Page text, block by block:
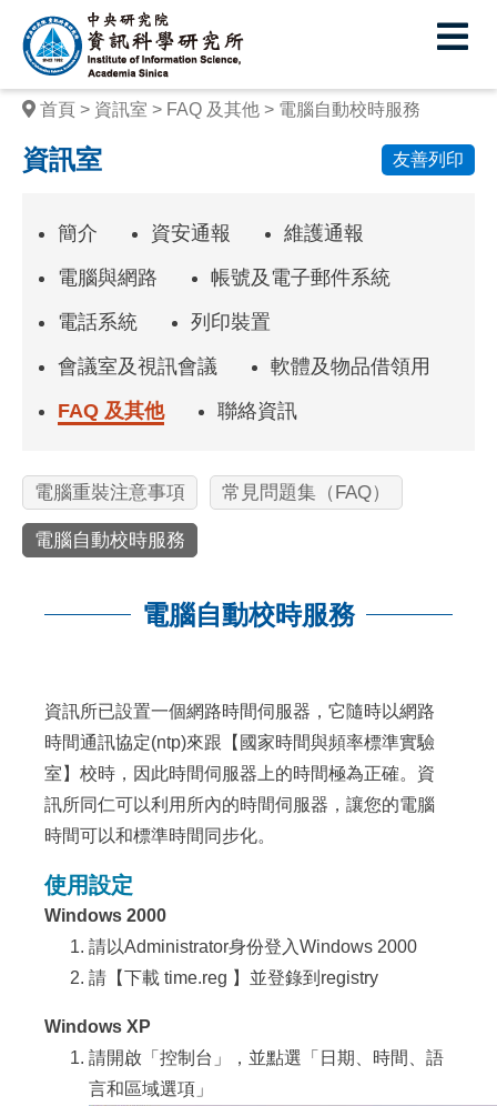
中
央
研
究
院
學
研
究
首頁 資訊室 FAQ 及其他 電腦自動校時服務
資訊室 友善列印
簡介 資安通報
維護通報
電腦與網路
帳號及電子郵件系統
電話系統
列印裝置
會議室及視訊會議
軟體及物品借領用
FAQ 及其他
聯絡資訊
電腦重裝注意事項 常見問題集（FAQ）
電腦自動校時服務
電腦自動校時服務
資訊所已設置一個網路時間伺服器，它隨時以網路
時間通訊協定(ntp)來跟【 國家時間與頻率標準實驗
室 】校時，因此時間伺服器上的時間極為正確。資
訊所同仁可以利用所內的時間伺服器，讓您的電腦
時間可以和標準時間同步化。
使用設定
Windows 2000
請以Administrator身份登入Windows 2000
請【下載 time.reg 】並登錄到registry
Windows XP
請開啟「控制台」，並點選「日期、時間、語
言和區域選項」